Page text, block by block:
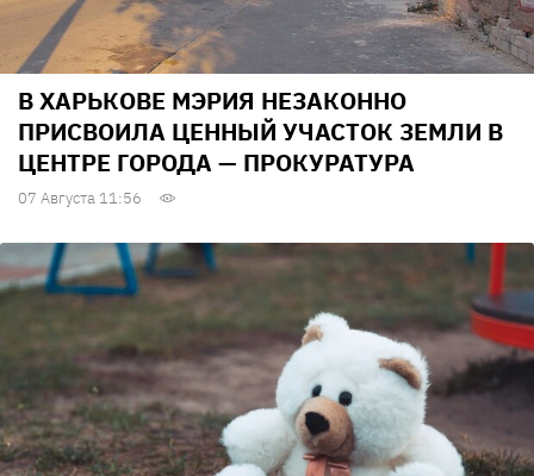
В ХАРЬКОВЕ МЭРИЯ НЕЗАКОННО
ПРИСВОИЛА ЦЕННЫЙ УЧАСТОК ЗЕМЛИ В
ЦЕНТРЕ ГОРОДА — ПРОКУРАТУРА
07 Августа 11:56